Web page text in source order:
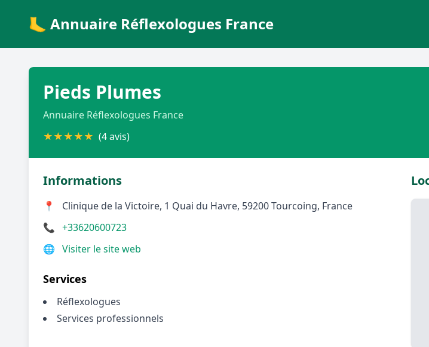
🦶 Annuaire Réflexologues France
Pieds Plumes
Annuaire Réflexologues France
★★★★★ (4 avis)
Informations
📍
Clinique de la Victoire, 1 Quai du Havre, 59200 Tourcoing, France
📞 +33620600723
🌐 Visiter le site web
Services
Réflexologues
Services professionnels